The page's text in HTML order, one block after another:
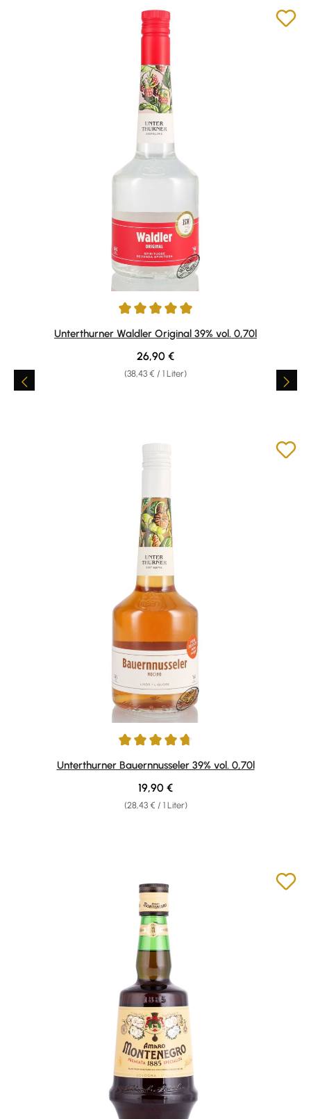
Durchschnittliche Bewertung von 4.9 von 5 Sternen
Unterthurner Waldler Original 39% vol. 0,70l
(38,43 € / 1 Liter)
Regulärer Preis:
26,90 €
Durchschnittliche Bewertung von 4.87 von 5 Sternen
Unterthurner Bauernnusseler 39% vol. 0,70l
(28,43 € / 1 Liter)
Regulärer Preis:
19,90 €